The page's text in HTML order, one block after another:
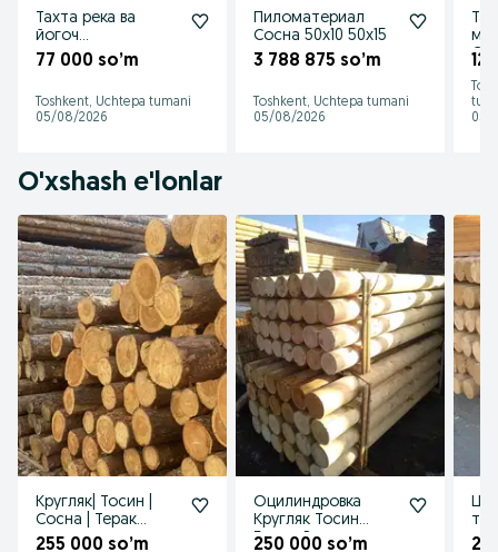
Тахта река ва
йогоч
махсулотлари
77 000 so’m
Toshkent, Uchtepa tumani
05/08/2026
Пиломатериал
Сосна 50х10 50х15
3 788 875 so’m
Toshkent, Uchtepa tumani
05/08/2026
05/
O'xshash e'lonlar
Кругляк| Тосин |
Сосна | Терак
оптом в розницу
255 000 so’m
Оцилиндровка
Кругляк Тосин
Болор Россия
250 000 so’m